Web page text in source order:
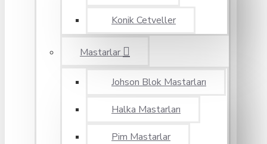
Konik Cetveller
Mastarlar
Johson Blok Mastarları
Halka Mastarları
Pim Mastarlar